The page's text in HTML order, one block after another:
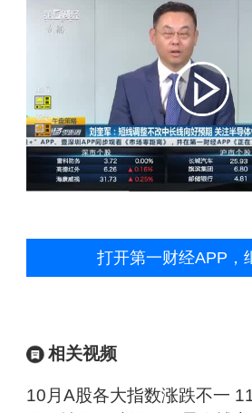
打开第一财经APP，
相关视频
10月A股各大指数涨跌不一